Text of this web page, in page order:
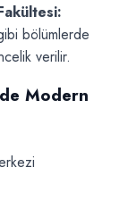
bölümlerde
verilir.
Modern